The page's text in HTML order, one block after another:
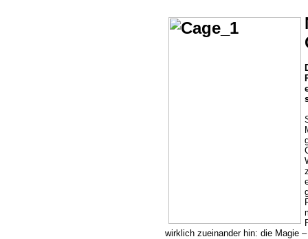
wirklich zueinander hin: die Magie